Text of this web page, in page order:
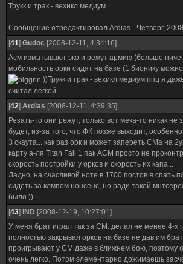
Трукк и трак - вехикл медиум
Сообщение отредактировал Ardias - Четверг,
[41] Gudoc [2008-12-11, 4:34:16]
Асм изматывают эко и режут армию (больше
мобильность орки сидят на базе (1 бионику
))Трукк и трак - вехикл медиум ппц я
считал легкой
[42] Ardias [2008-12-11, 4:39:35]
Резать-то они режут, только вот мека-то никак не
будет, из-за того, что ФК позже выходит,
3 скаута... как раз орк и может запереть СМа на
карту а-ля Titan Fall 1 пак АСМ просто не
скорость постройки у орков и скорость их капа...
Ладно, на счасливой ноте в 1700 постов я спать
сидеть за клмпом нонсенс, но ради такой
было.))
[43] IND [2008-12-19, 10:27:01]
У меня брат играл так за СМ. делал не менее 4-х
полностью закрывал орков на базе не дав им
проигрывают у СМ даже в ближнем бою, поэтому
очень легко. Потом элементарно дожимаешь